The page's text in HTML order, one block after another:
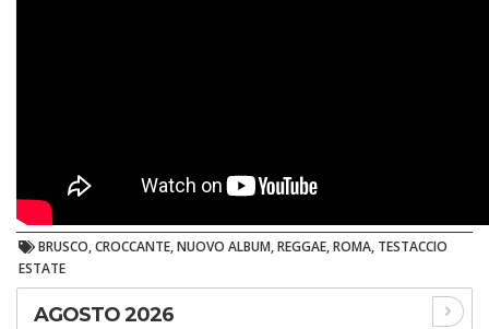
BRUSCO, CROCCANTE, NUOVO ALBUM, REGGAE, ROMA, TESTACCIO
ESTATE
AGOSTO 2026